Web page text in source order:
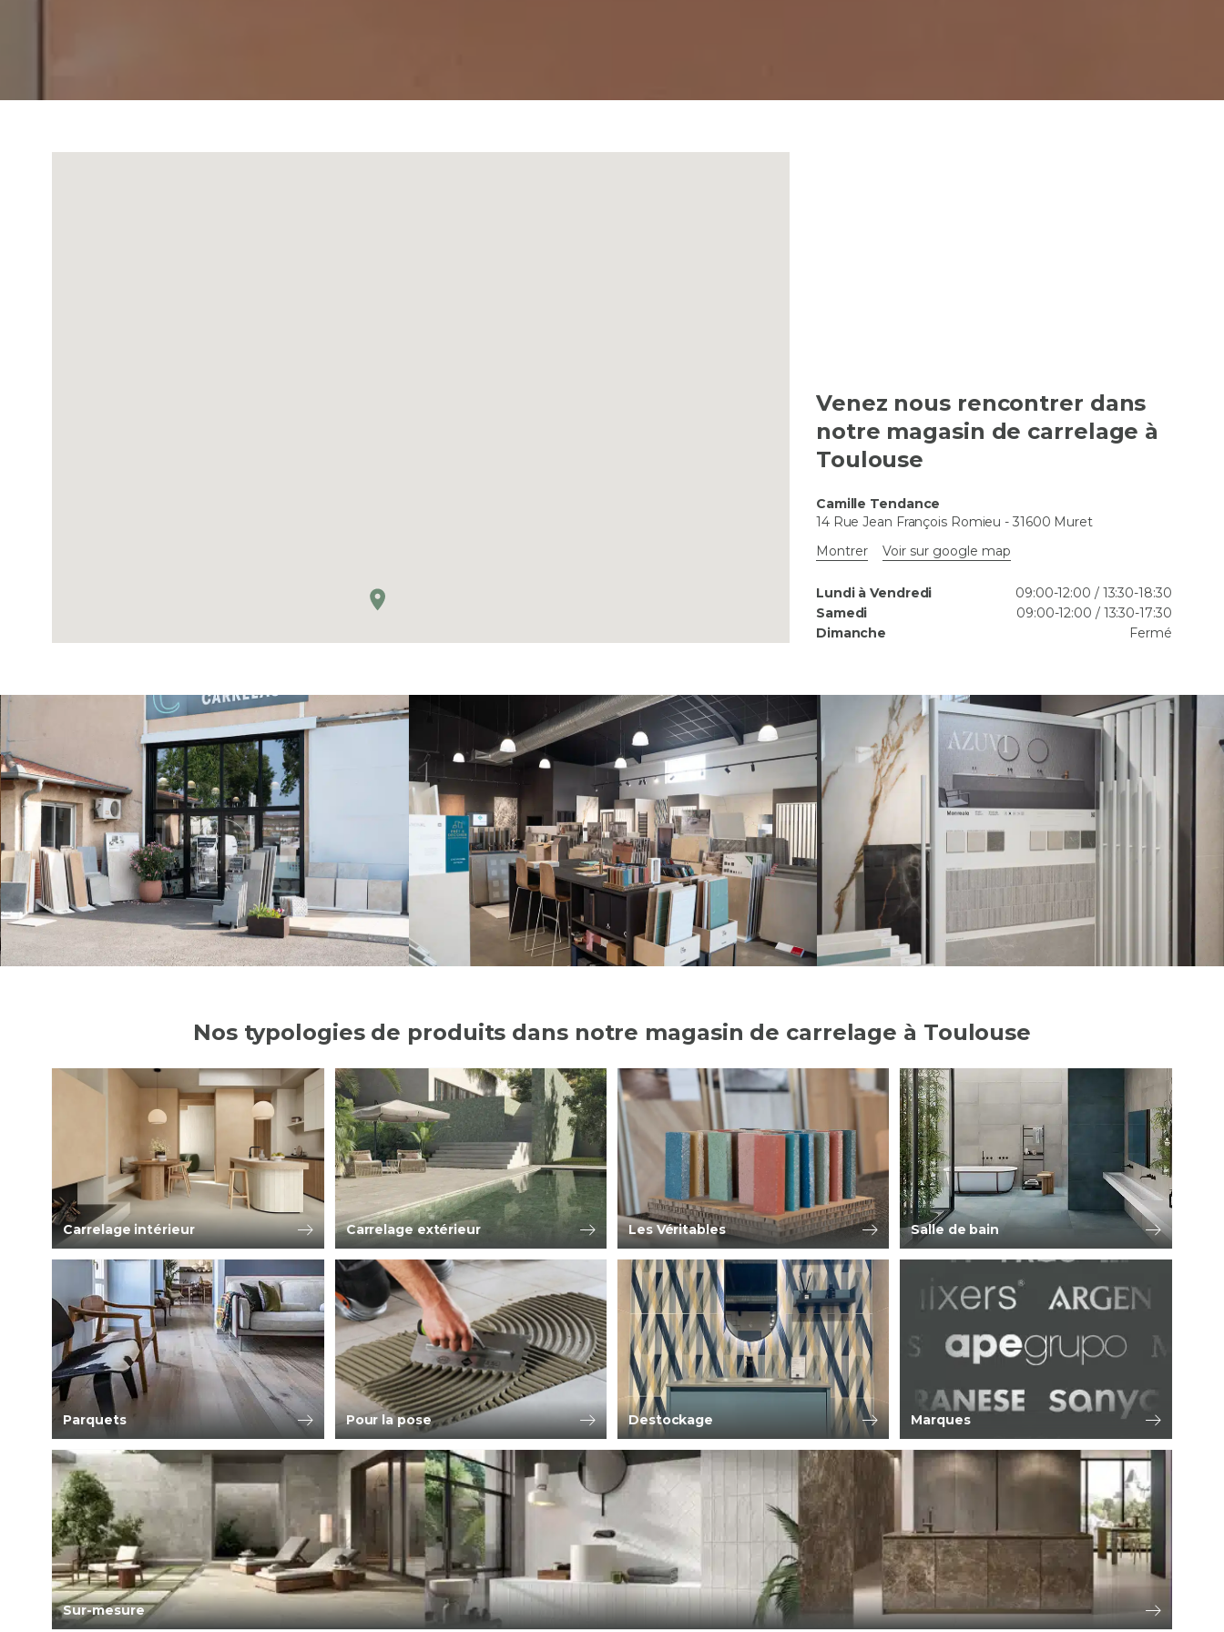
Venez nous rencontrer dans
notre magasin de carrelage à
Toulouse
Camille Tendance
14 Rue Jean François Romieu - 31600 Muret
Montrer
Voir sur google map
Lundi à Vendredi
09:00-12:00 / 13:30-18:30
Samedi
09:00-12:00 / 13:30-17:30
Dimanche
Fermé
Nos typologies de produits dans notre magasin de carrelage à Toulouse
Carrelage intérieur Carrelage extérieur Les Véritables Salle de bain
Parquets Pour la pose Destockage Marques
Sur-mesure